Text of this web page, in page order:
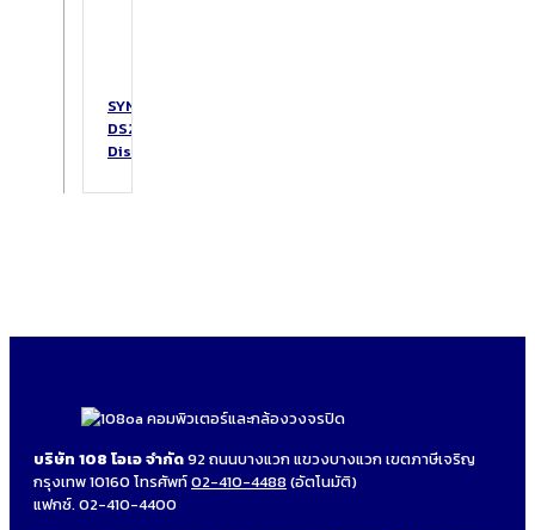
SYNOLOGY
DS223
DiskStation
บริษัท 108 โอเอ จำกัด92 ถนนบางแวก แขวงบางแวก เขตภาษีเจริญ
กรุงเทพ 10160 โทรศัพท์02-410-4488 (อัตโนมัติ)
แฟกซ์. 02-410-4400